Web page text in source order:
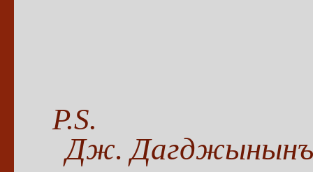
P.S.
Дж. Дагджынынъ